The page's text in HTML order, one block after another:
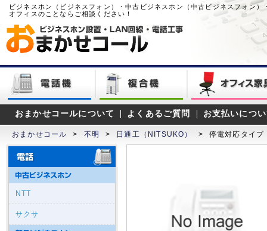
ビジネスホン（ビジネスフォン）・中古ビジネスホン（中古ビジネスフォン
オフィスのことならご相談ください！
おまかせコールについて よくあるご質問 お支払いにつ
おまかせコール > 不明 > 日通工（NITSUKO） > 停電対応タイプ
NTT
サクサ